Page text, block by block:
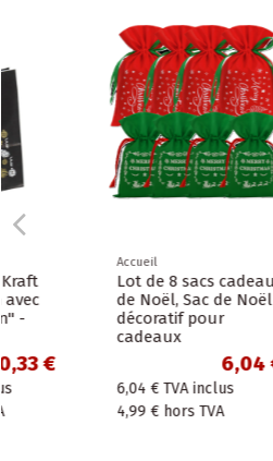
20 serviettes en
papier 33x33cm 3
couches "Coeurs "
printemps été fleurs
TVA inclus
hors TVA